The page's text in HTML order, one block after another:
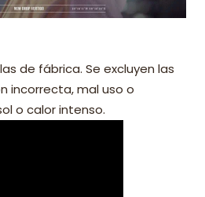
de fábrica. Se excluyen las
incorrecta, mal uso o
o calor intenso.